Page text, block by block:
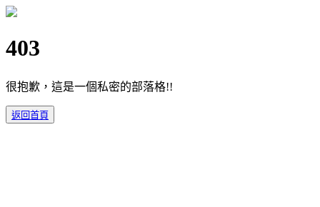
403
很抱歉，這是一個私密的部落格!!
返回首頁